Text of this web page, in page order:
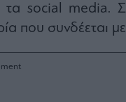
τα social media.
που συνδέεται